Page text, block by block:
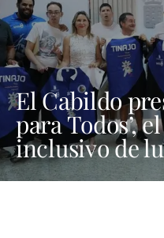
El Cabildo
para Todos’,
inclusivo de
provincia